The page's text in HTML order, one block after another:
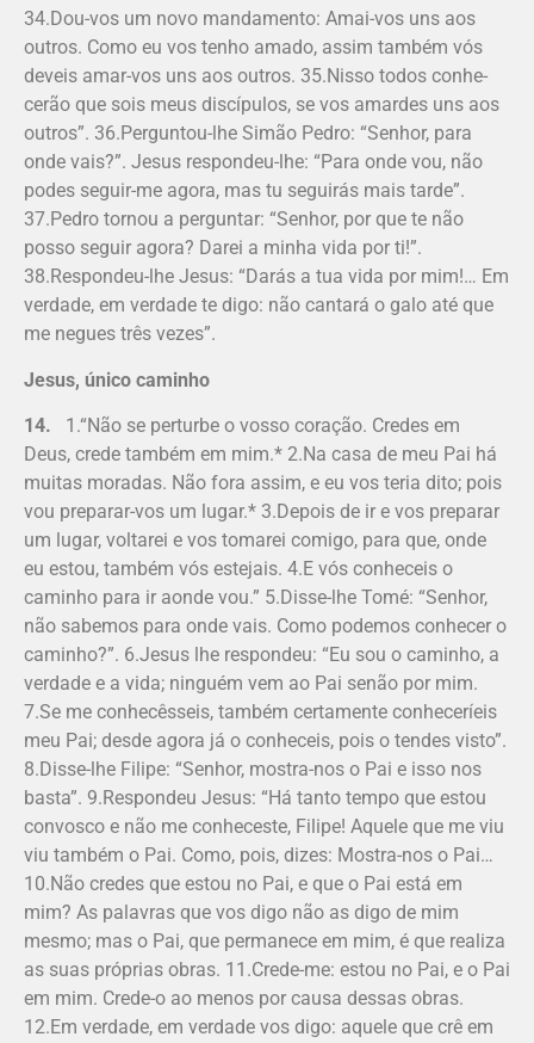
34.Dou-vos um novo mandamento: Amai-vos uns aos
outros. Como eu vos tenho amado, assim também vós
deveis amar-vos uns aos outros. 35.Nisso todos conhe­
cerão que sois meus discípulos, se vos amardes uns aos
outros”. 36.Perguntou-lhe Simão Pedro: “Senhor, para
onde vais?”. Jesus respondeu-lhe: “Para onde vou, não
podes seguir-me agora, mas tu seguirás mais tarde”.
37.Pedro tornou a perguntar: “Senhor, por que te não
posso seguir agora? Darei a minha vida por ti!”.
38.Respondeu-lhe Jesus: “Darás a tua vida por mim!… Em
verdade, em verdade te digo: não cantará o galo até que
me negues três vezes”.
Jesus, único caminho
14. 1.“Não se perturbe o vosso coração. Credes em
Deus, crede também em mim.* 2.Na casa de meu Pai há
muitas moradas. Não fora assim, e eu vos teria dito; pois
vou preparar-vos um lugar.* 3.Depois de ir e vos preparar
um lugar, voltarei e vos tomarei comigo, para que, onde
eu estou, também vós estejais. 4.E vós conheceis o
caminho para ir aonde vou.” 5.Disse-lhe Tomé: “Senhor,
não sabemos para onde vais. Como podemos conhecer o
caminho?”. 6.Jesus lhe respondeu: “Eu sou o caminho, a
verdade e a vida; ninguém vem ao Pai senão por mim.
7.Se me conhecêsseis, também certamente conheceríeis
meu Pai; desde agora já o conheceis, pois o tendes visto”.
8.Disse-lhe Filipe: “Senhor, mostra-nos o Pai e isso nos
basta”. 9.Respondeu Jesus: “Há tanto tempo que estou
convosco e não me conhe­ceste, Filipe! Aquele que me viu
viu também o Pai. Como, pois, dizes: Mostra-nos o Pai…
10.Não credes que estou no Pai, e que o Pai está em
mim? As palavras que vos digo não as digo de mim
mesmo; mas o Pai, que permanece em mim, é que realiza
as suas próprias obras. 11.Crede-me: estou no Pai, e o Pai
em mim. Crede-o ao menos por causa dessas obras.
12.Em verdade, em verdade vos digo: aquele que crê em